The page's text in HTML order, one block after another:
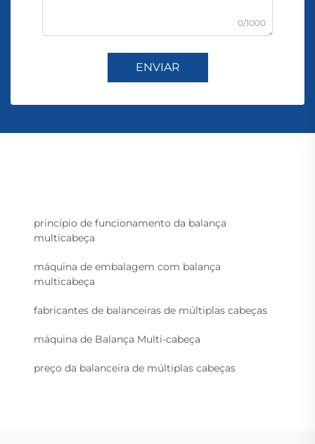
0/1000
ENVIAR
princípio de funcionamento da balança
multicabeça
máquina de embalagem com balança
multicabeça
fabricantes de balanceiras de múltiplas cabeças
máquina de Balança Multi-cabeça
preço da balanceira de múltiplas cabeças